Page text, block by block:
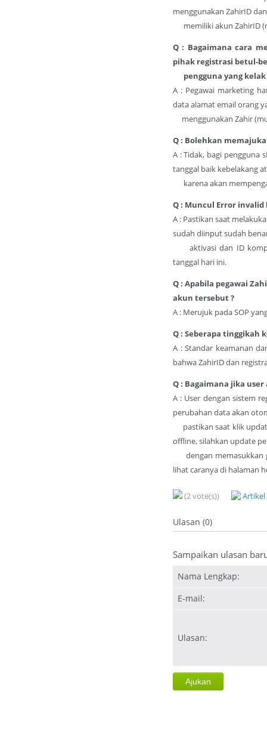
menggunakan ZahirID
memiliki akun ZahirID
Q : Bagaimana cara
pihak registrasi betul-
pengguna yang kelak
A : Pegawai marketing
data alamat email orang
menggunakan Zahir
Q : Bolehkan
A : Tidak, bagi pengguna
tanggal baik kebelakang
karena akan
Q : Muncul Error
A : Pastikan saat
sudah diinput sudah
aktivasi dan ID
tanggal hari ini.
Q : Apabila pegawai
akun tersebut ?
A : Merujuk pada SOP
Q : Seberapa tinggikah
A : Standar keamanan
bahwa ZahirID dan
Q : Bagaimana jika
A : User dengan sistem
perubahan data akan
pastikan saat klik
offline, silahkan update
dengan memasukkan
lihat caranya di halaman
(2 vote(s))
Ulasan (0)
Sampaikan ulasan
Nama Lengkap:
E-mail:
Ulasan: